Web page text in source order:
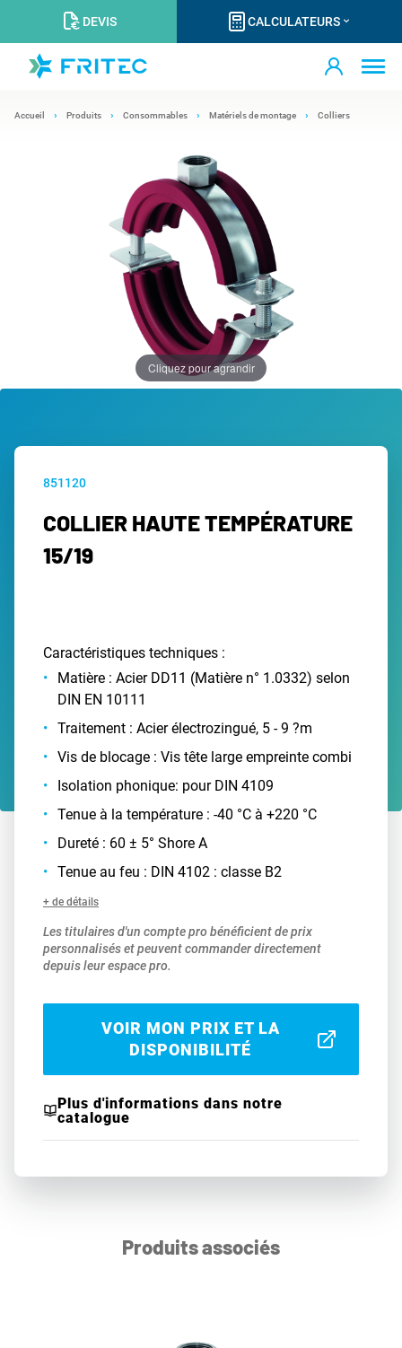
DEVIS CALCULATEURS
Accueil Produits Consommables Matériels de montage Colliers
Cliquez pour agrandir
851120
COLLIER HAUTE TEMPÉRATURE
15/19
Caractéristiques techniques :
Matière : Acier DD11 (Matière n° 1.0332) selon
DIN EN 10111
Traitement : Acier électrozingué, 5 - 9 ?m
Vis de blocage : Vis tête large empreinte combi
Isolation phonique: pour DIN 4109
Tenue à la température : -40 °C à +220 °C
Dureté : 60 ± 5° Shore A
Tenue au feu : DIN 4102 : classe B2
+ de détails
Les titulaires d'un compte pro bénéficient de prix
personnalisés et peuvent commander directement
depuis leur espace pro.
VOIR MON PRIX ET LA
DISPONIBILITÉ
Plus d'informations dans notre
catalogue
Produits associés